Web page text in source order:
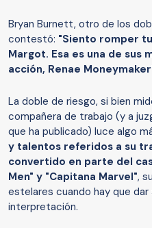
Bryan Burnett, otro de los
contestó: "Siento romper
Margot. Esa es una de sus
acción, Renae
La doble de riesgo, si bien
compañera de trabajo (y a
que ha publicado) luce algo
y talentos referidos a su
convertido en parte del
Men" y "Capitana Marvel",
estelares cuando hay que dar
interpretación.